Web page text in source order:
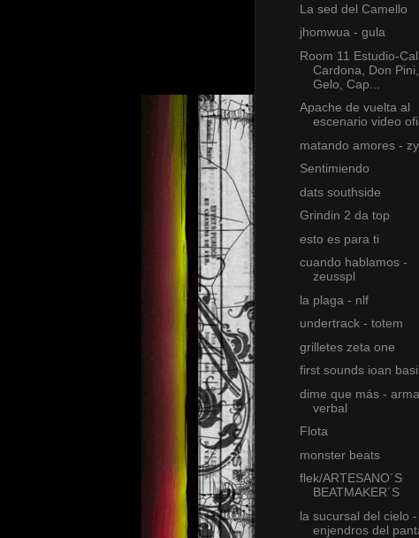
La sed del Camello
jhomwua - gula
Room 11 Estudio-
Cardona, Don Pini,
Gelo, Cap...
Apache de vuelta al
escenario video
matando amores -
Sentimiendo
dats southside
Grindin 2 da top
esto es para ti
cuando hablamos -
zeusspl
la plaga - nlf
undertrack - totem
grilletes zeta one
first sounds ioan
dime que más - arma
verbal
Flota
monster beats
flek/ARTESANO´S
BEATMAKER´S
la sucursal del cielo -
enjendros del